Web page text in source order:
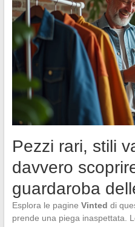
Pezzi rari, stili
davvero
guardaroba
Esplora le pagine Vinted di
prende una piega inaspettata.